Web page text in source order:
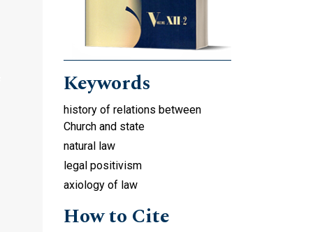
Keywords
history of relations between
Church and state
natural law
legal positivism
axiology of law
How to Cite